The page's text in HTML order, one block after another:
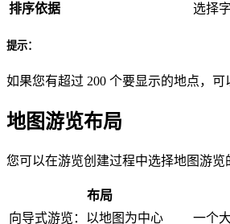
排序依据
选择
提示：
如果您有超过 200 个要显示的地点，可
地图游览布局
您可以在游览创建过程中选择地图游
布局
向导式游览：以地图为中心
一个